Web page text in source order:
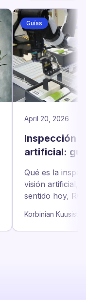
Guías
April 20, 2026
Inspección
artificial:
Qué es la
visión artificial,
sentido hoy,
elegir el
Korbinian Kuusisto